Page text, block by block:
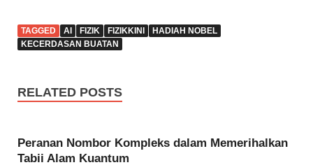
c
e
o
i
t
e
a
i
i
o
d
l
TAGGED AI FIZIK FIZIKKINI
HADIAH NOBEL
KECERDASAN BUATAN
RELATED POSTS
Peranan Nombor Kompleks dalam Memerihalkan
Tabii Alam Kuantum